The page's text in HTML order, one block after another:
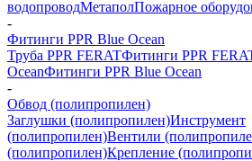
водопроводМетаполПожарное
-
Фитинги PPR Blue Ocean
Труба PPR FERATФитинги PPR
OceanФитинги PPR Blue Ocean
-
Обвод (полипропилен)
Заглушки (полипропилен)Инструмент
(полипропилен)Вентили
(полипропилен)Крепление